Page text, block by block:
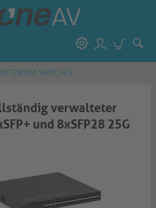
NETZWERK SWITCHES
verwalteter
und 8xSFP28 25G